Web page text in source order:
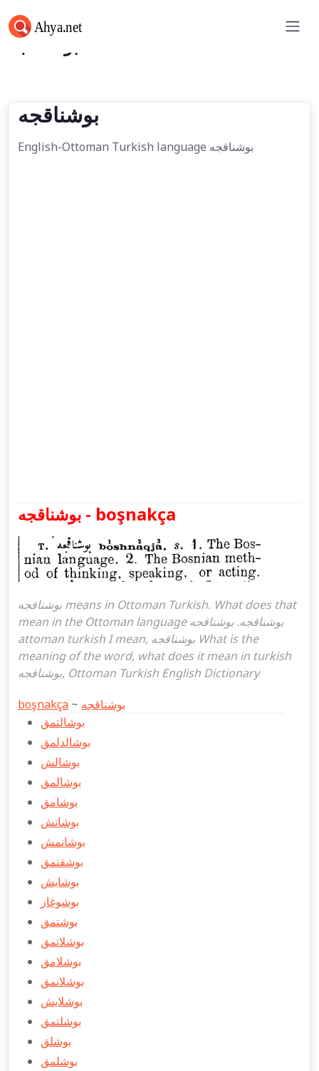
بوشناقجه
بوشناقجه
English-Ottoman Turkish language بوشناقجه
بوشناقجه - boşnakça
بوشناقجه means in Ottoman Turkish. What does that
mean in the Ottoman language بوشناقجه. بوشناقجه
attoman turkish I mean, بوشناقجه What is the
meaning of the word, what does it mean in turkish
بوشناقجه, Ottoman Turkish English Dictionary
boşnakça ~ بوشناقجه
بوشالتمق
بوشالدلمق
بوشالش
بوشالمق
بوشامق
بوشانش
بوشانمش
بوشقنمق
بوشايش
بوشوغاز
بوشتمق
بوشلاتمق
بوشلامق
بوشلانمق
بوشلايش
بوشلتمق
بوشلق
بوشلمق